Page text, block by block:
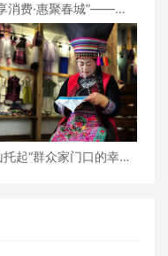
消费·惠聚春城”——
昆明汽车博览会盛大开
托起“群众家门口的幸